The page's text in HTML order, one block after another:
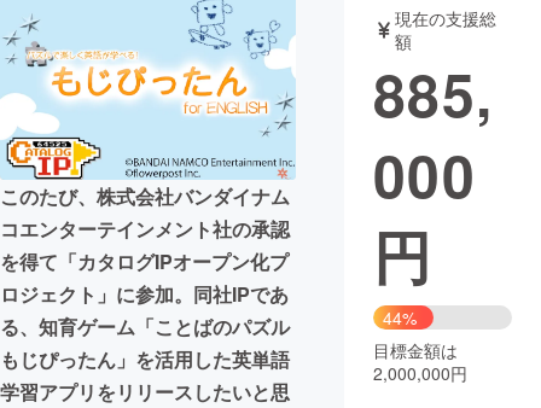
アート・写真 音楽
テクノロジー・ガジェット ゲーム・サ
ビジネス・起業
まちづくり・地域活性化
CAMPFIRE for Social Good
CAMPFIRE Creation
CAMPFIREふるさと納税machi-ya コミュニティ
このたび、株式会社バンダイナム
コエンターテインメント社の承認
を得て「カタログIPオープン化プ
ロジェクト」に参加。同社IPであ
る、知育ゲーム「ことばのパズル
もじぴったん」を活用した英単語
学習アプリをリリースしたいと思
現在の支援総
額
885,
000
円
44%
目標金額は
2,000,000円